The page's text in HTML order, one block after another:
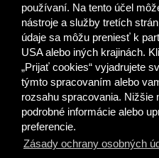
používaní. Na tento účel
nástroje a služby tretích
údaje sa môžu preniesť k
USA alebo iných krajinách.
„Prijať cookies“ vyjadrujete
týmto spracovaním alebo
rozsahu spracovania. Nižšie
podrobné informácie alebo
preferencie.
Zásady ochrany osobných
Naše projekty
Spolupracujeme
Pošlite nám správu
NÁKUP
Odstúpiť od zmluvy